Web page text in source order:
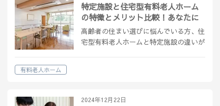
特定施設と住宅型有料老人ホーム
の特徴とメリット比較！あなたに
合った選び方
高齢者の住まい選びに悩んでいる方、住
宅型有料老人ホームと特定施設の違いが
ぜ…
有料老人ホーム
2024年12月22日